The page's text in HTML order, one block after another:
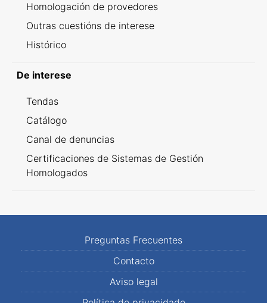
Homologación de provedores
Outras cuestións de interese
Histórico
De interese
Tendas
Catálogo
Canal de denuncias
Certificaciones de Sistemas de Gestión
Homologados
Preguntas Frecuentes
Contacto
Aviso legal